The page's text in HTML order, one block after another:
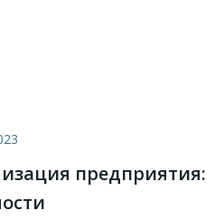
предприятия: